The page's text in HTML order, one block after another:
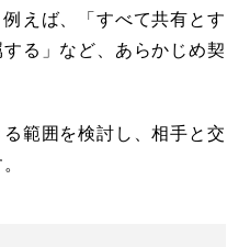
えば、「すべて共有とす
る」など、あらかじめ契
範囲を検討し、相手と交